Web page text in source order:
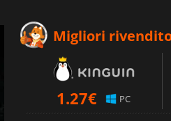
Migliori
1.27€ PC